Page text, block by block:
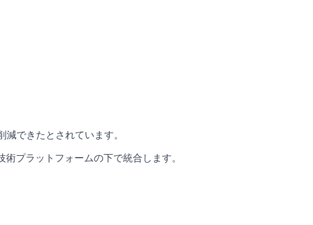
できたとされています。
プラットフォームの下で統合します。